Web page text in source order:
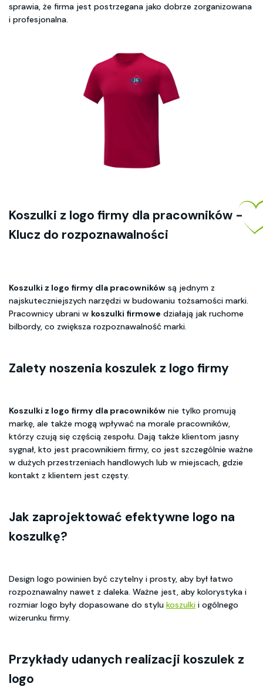
sprawia, że firma jest postrzegana jako dobrze zorganizowana
i profesjonalna.
Koszulki z logo firmy dla pracowników -
Klucz do rozpoznawalności
Koszulki z logo firmy dla pracowników są jednym z
najskuteczniejszych narzędzi w budowaniu tożsamości marki.
Pracownicy ubrani w koszulki firmowe działają jak ruchome
bilbordy, co zwiększa rozpoznawalność marki.
Zalety noszenia koszulek z logo firmy
Koszulki z logo firmy dla pracowników nie tylko promują
markę, ale także mogą wpływać na morale pracowników,
którzy czują się częścią zespołu. Dają także klientom jasny
sygnał, kto jest pracownikiem firmy, co jest szczególnie ważne
w dużych przestrzeniach handlowych lub w miejscach, gdzie
kontakt z klientem jest częsty.
Jak zaprojektować efektywne logo na
koszulkę?
Design logo powinien być czytelny i prosty, aby był łatwo
rozpoznawalny nawet z daleka. Ważne jest, aby kolorystyka i
rozmiar logo były dopasowane do stylu koszulki i ogólnego
wizerunku firmy.
Przykłady udanych realizacji koszulek z
logo